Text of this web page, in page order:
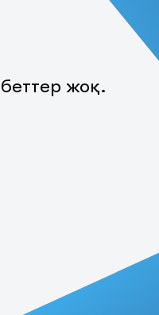
жоқ.